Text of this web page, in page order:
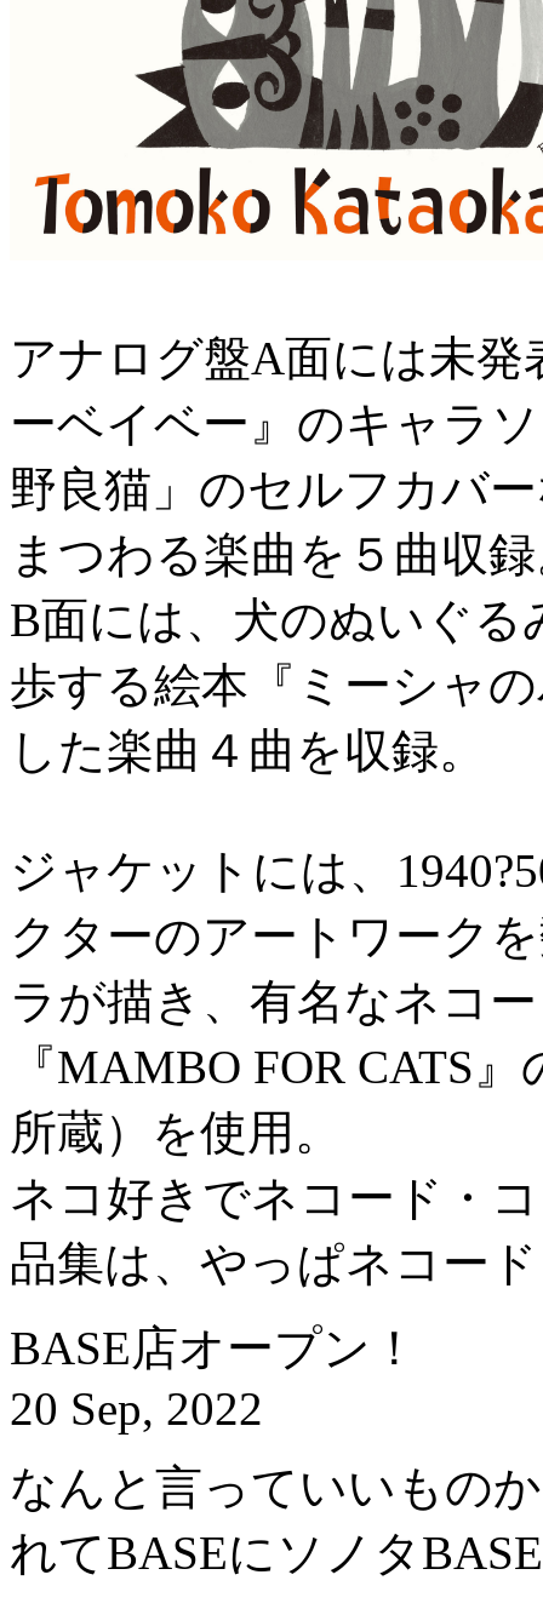
アナログ盤A面には未
ーベイベー』のキャラ
野良猫」のセルフカバ
まつわる楽曲を５曲収
B面には、犬のぬいぐ
歩する絵本『ミーシャ
した楽曲４曲を収録。
ジャケットには、
クターのアートワーク
ラが描き、有名なネコ
『MAMBO FOR CATS
所蔵）を使用。
ネコ好きでネコード・
品集は、やっぱネコー
BASE店オープン！
20 Sep, 2022
なんと言っていいもの
れてBASEにソノタ